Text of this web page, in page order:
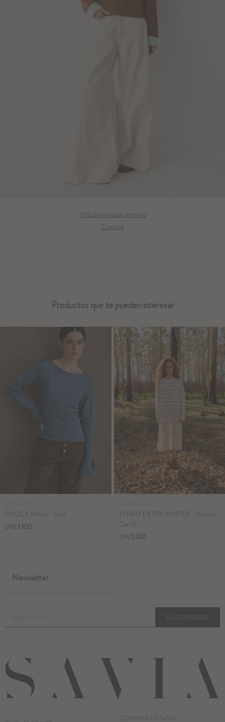
Métodos y costos de envío
Cambios
Productos que te pueden interesar
BASICA MAIA - Azul
UYU1.100
TSHIRT EXTRA WINTER - Blanco
Con R
UYU1.100
Newsletter
SUSCRIBIRME
COMPRAR EN SAVIA